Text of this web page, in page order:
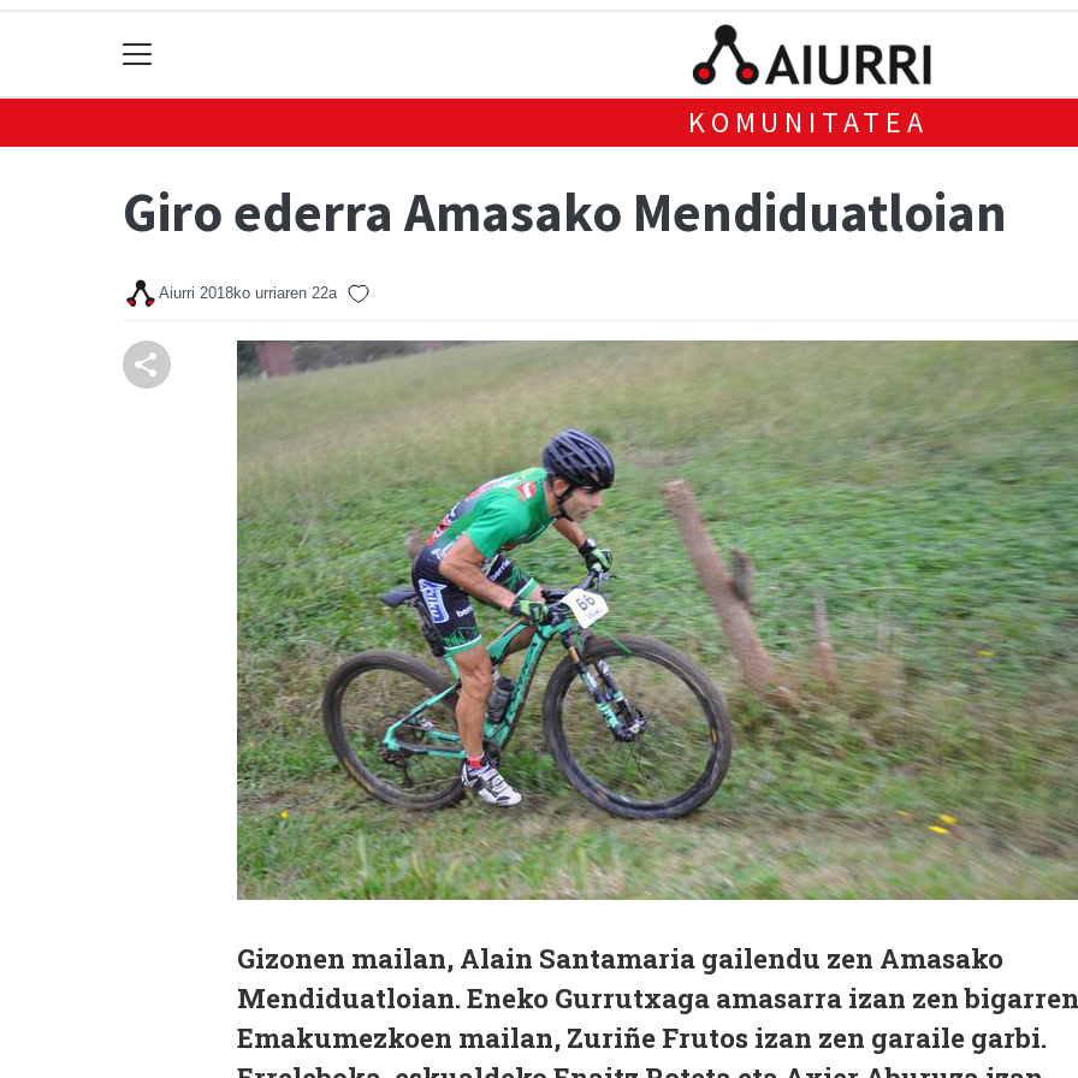
KOMUNITATEA
Giro ederra Amasako Mendiduatloian
Aiurri 2018ko urriaren 22a
Gizonen mailan, Alain Santamaria gailendu zen Amasako
Mendiduatloian. Eneko Gurrutxaga amasarra izan zen
Emakumezkoen mailan, Zuriñe Frutos izan zen garaile garbi.